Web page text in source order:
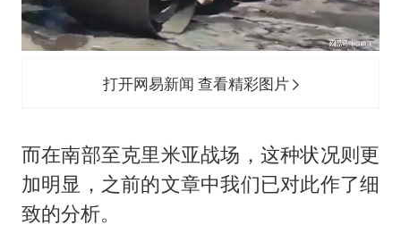
打开网易新闻 查看精彩图片
而在南部至克里米亚战场，这种状况则更
加明显，之前的文章中我们已对此作了细
致的分析。